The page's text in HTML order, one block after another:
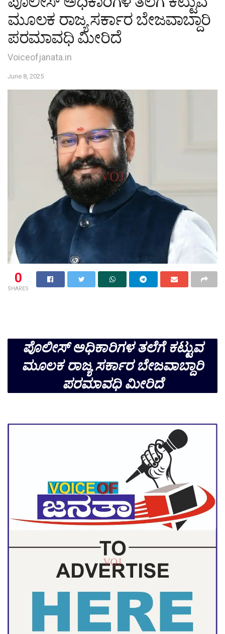
ಮೂಲಕ ರಾಜ್ಯ ಸರ್ಕಾರ ಬೇಜವಾಬ್ದಾರಿ
ಪರಮಾವಧಿ ಮೀರಿದೆ
Voiceofjanata.in
June 8, 2025
0
SHARES
ಪೊಲೀಸ್ ಅಧಿಕಾರಿಗಳ ತಲೆಗೆ ಕಟ್ಟುವ
ಮೂಲಕ ರಾಜ್ಯ ಸರ್ಕಾರ ಬೇಜವಾಬ್ದಾರಿ
ಪರಮಾವಧಿ ಮೀರಿದೆ